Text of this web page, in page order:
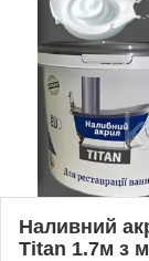
Наливний
Titan 1.7м з